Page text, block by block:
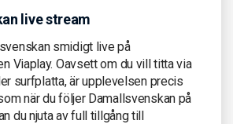
live stream
smidigt live på
Viaplay. Oavsett om du vill titta via
surfplatta, är upplevelsen precis
när du följer Damallsvenskan på
du njuta av full tillgång till